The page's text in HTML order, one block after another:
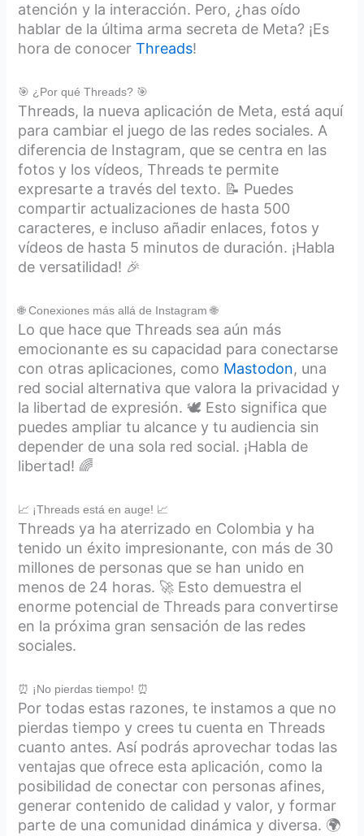
atención y la interacción. Pero, ¿has oído
hablar de la última arma secreta de Meta? ¡Es
hora de conocerThreads!
🎯 ¿Por qué Threads? 🎯
Threads, la nueva aplicación de Meta, está aquí
para cambiar el juego de las redes sociales. A
diferencia de Instagram, que se centra en las
fotos y los vídeos, Threads te permite
expresarte a través del texto. 📝 Puedes
compartir actualizaciones de hasta 500
caracteres, e incluso añadir enlaces, fotos y
vídeos de hasta 5 minutos de duración. ¡Habla
de versatilidad! 🎉
🌐 Conexiones más allá de Instagram 🌐
Lo que hace que Threads sea aún más
emocionante es su capacidad para conectarse
con otras aplicaciones, como Mastodon, una
red social alternativa que valora la privacidad y
la libertad de expresión. 🕊️ Esto significa que
puedes ampliar tu alcance y tu audiencia sin
depender de una sola red social. ¡Habla de
libertad! 🌈
📈 ¡Threads está en auge! 📈
Threads ya ha aterrizado en Colombia y ha
tenido un éxito impresionante, con más de 30
millones de personas que se han unido en
menos de 24 horas. 🚀 Esto demuestra el
enorme potencial de Threads para convertirse
en la próxima gran sensación de las redes
sociales.
⏰ ¡No pierdas tiempo! ⏰
Por todas estas razones, te instamos a que no
pierdas tiempo y crees tu cuenta en Threads
cuanto antes. Así podrás aprovechar todas las
ventajas que ofrece esta aplicación, como la
posibilidad de conectar con personas afines,
generar contenido de calidad y valor, y formar
parte de una comunidad dinámica y diversa. 🌍